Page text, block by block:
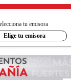
tu emisora
Elige tu emisora